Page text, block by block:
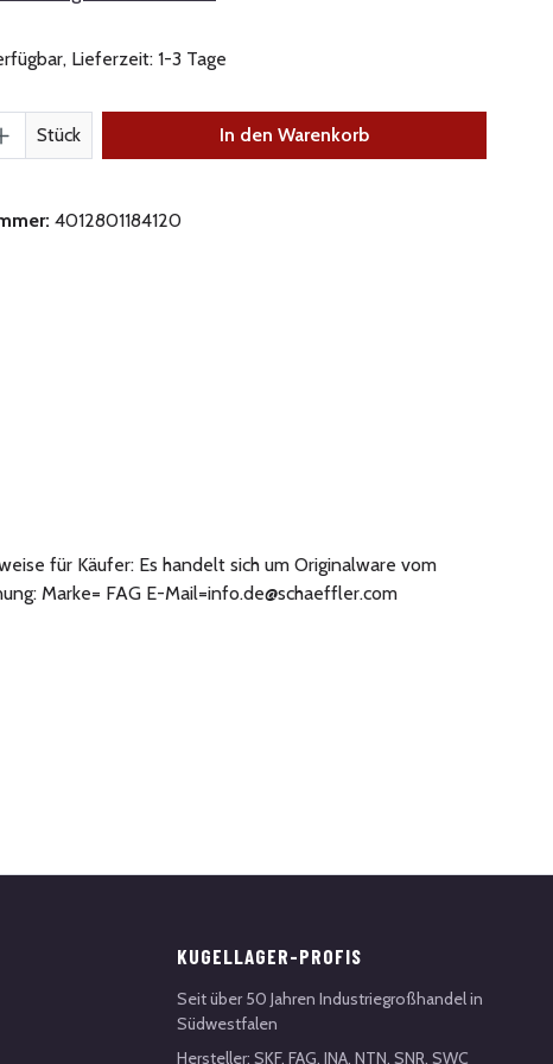
Lieferzeit: 1-3 Tage
Anzahl: Gib den gewünschten Wert ein oder
Stück In den Warenkorb
4012801184120
für Käufer: Es handelt sich um Originalware vom
Marke= FAG E-Mail=info.de@schaeffler.com
KUGELLAGER-PROFIS
Seit über 50 Jahren Industriegroßhandel in
Südwestfalen
Hersteller: SKF, FAG, INA, NTN, SNR, SWC